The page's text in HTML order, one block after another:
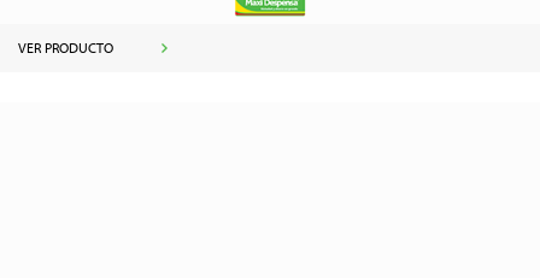
VER PRODUCTO